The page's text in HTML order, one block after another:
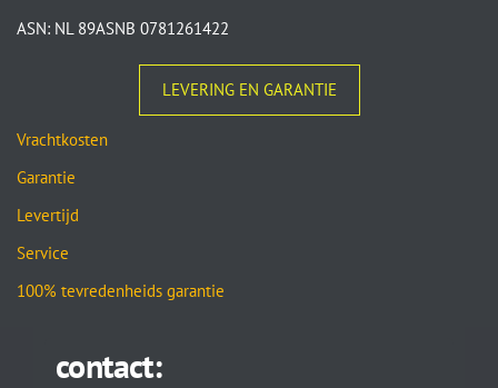
ASN: NL 89ASNB 0781261422
LEVERING EN GARANTIE
Vrachtkosten
Garantie
Levertijd
Service
100% tevredenheids garantie
contact: